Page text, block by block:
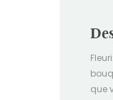
que